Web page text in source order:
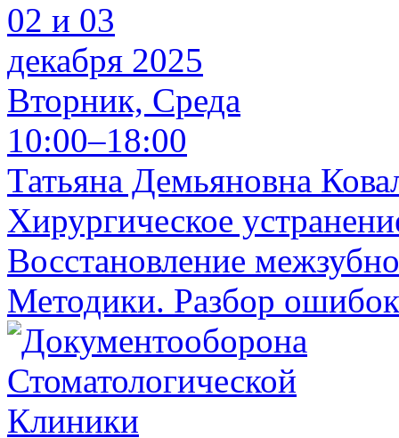
02 и 03
декабря 2025
Вторник, Среда
10:00–18:00
Татьяна Демьяновна
Хирургическое
Восстановление
Методики. Разбор